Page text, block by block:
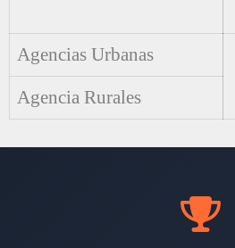
Agencias Urbanas
Agencia Rurales